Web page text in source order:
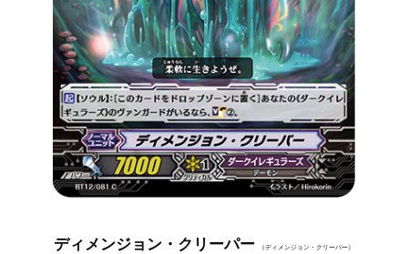
ディメンジョン・クリーパー （ディメンジョン・クリーパー）